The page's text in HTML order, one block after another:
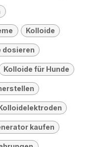
Kolloide
dosieren
Kolloide für Hunde
kaufen